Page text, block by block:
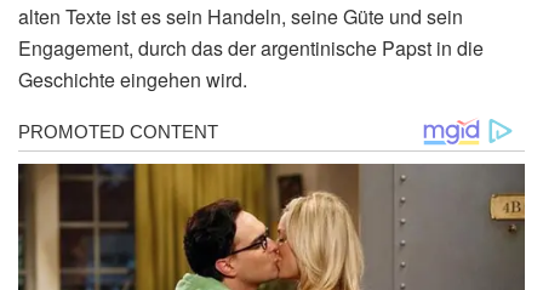
alten Texte ist es sein Handeln, seine Güte und sein
Engagement, durch das der argentinische Papst in die
Geschichte eingehen wird.